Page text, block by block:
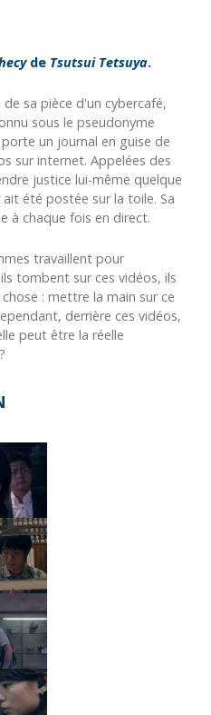
de Tsutsui Tetsuya.
sa pièce d'un cybercafé,
sous le pseudonyme
un journal en guise de
sur internet. Appelées des
justice lui-même quelque
été postée sur la toile. Sa
à chaque fois en direct.
travaillent pour
tombent sur ces vidéos, ils
: mettre la main sur ce
derrière ces vidéos,
peut être la réelle